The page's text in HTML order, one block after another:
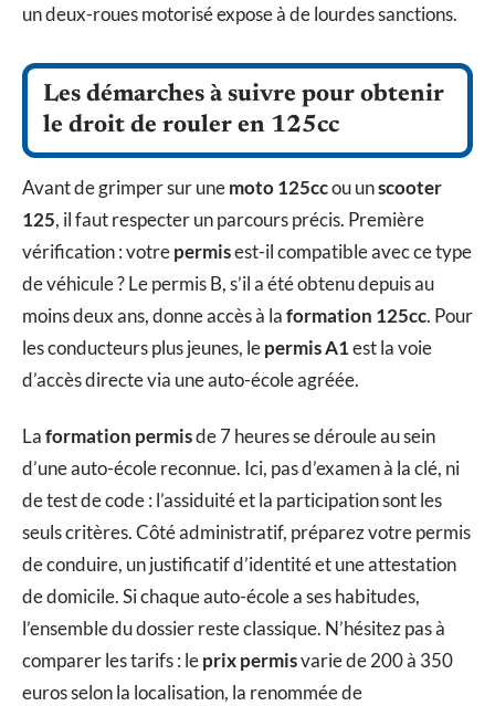
un deux-roues motorisé expose à de lourdes sanctions.
Les démarches à suivre pour obtenir
le droit de rouler en 125cc
Avant de grimper sur unemoto 125ccou unscooter
125, il faut respecter un parcours précis. Première
vérification : votrepermisest-il compatible avec ce type
de véhicule ? Le permis B, s’il a été obtenu depuis au
moins deux ans, donne accès à laformation 125cc. Pour
les conducteurs plus jeunes, lepermis A1est la voie
d’accès directe via une auto-école agréée.
Laformation permisde 7 heures se déroule au sein
d’une auto-école reconnue. Ici, pas d’examen à la clé, ni
de test de code : l’assiduité et la participation sont les
seuls critères. Côté administratif, préparez votre permis
de conduire, un justificatif d’identité et une attestation
de domicile. Si chaque auto-école a ses habitudes,
l’ensemble du dossier reste classique. N’hésitez pas à
comparer les tarifs : leprix permisvarie de 200 à 350
euros selon la localisation, la renommée de